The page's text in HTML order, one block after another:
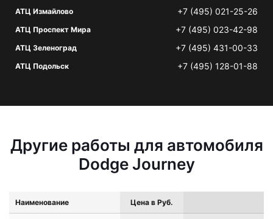
АТЦ Измайлово +7 (495) 021-25-26
АТЦ Проспект Мира +7 (495) 023-42-98
АТЦ Зеленоград +7 (495) 431-00-33
АТЦ Подольск +7 (495) 128-01-88
Другие работы для автомобиля
Dodge Journey
Наименование Цена в Руб.